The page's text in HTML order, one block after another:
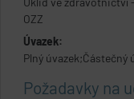
OZZ
Úvazek:
Plný úvazek;Částečný
Požadavky na